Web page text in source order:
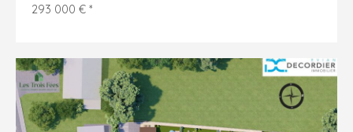
293 000 € *